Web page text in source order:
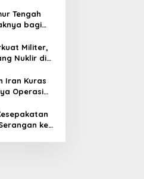
Tengah
bagi
Militer,
Nuklir di
Iran Kuras
Operasi
ke